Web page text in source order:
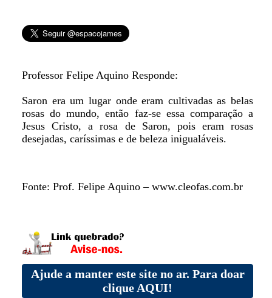
Professor Felipe Aquino Responde:
Saron era um lugar onde eram cultivadas as belas
rosas do mundo, então faz-se essa comparação a
Jesus Cristo, a rosa de Saron, pois eram rosas
desejadas, caríssimas e de beleza inigualáveis.
Fonte: Prof. Felipe Aquino – www.cleofas.com.br
Ajude a manter este site no ar. Para doar
clique AQUI!